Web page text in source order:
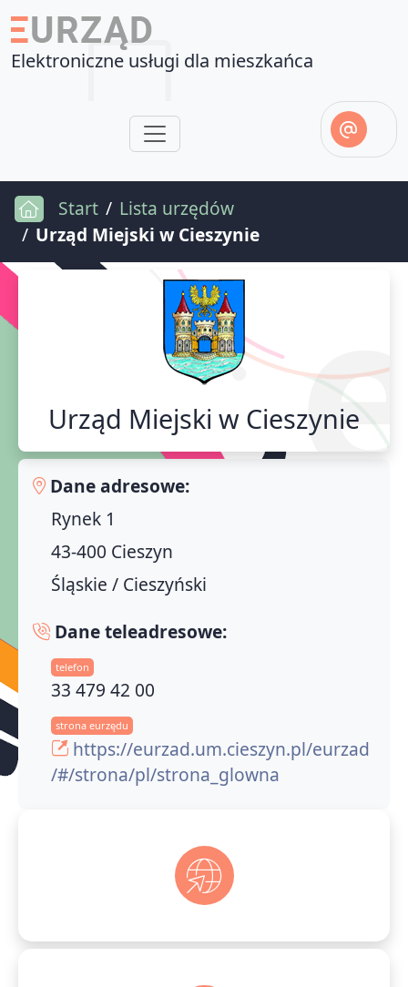
Elektroniczne usługi dla mieszkańca
Start
Lista urzędów
Urząd Miejski w Cieszynie
Urząd Miejski w Cieszynie
Dane adresowe:
Rynek 1
43-400 Cieszyn
Śląskie / Cieszyński
Dane teleadresowe:
telefon
33 479 42 00
strona eurzędu
https://eurzad.um.cieszyn.pl/eurzad
/#/strona/pl/strona_glowna